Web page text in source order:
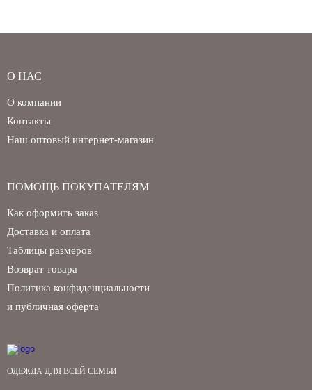
ОДЕЖДА ДЛЯ ВСЕЙ СЕМЬИ
О НАС
О компании
Контакты
Наш оптовый интернет-магазин
ПОМОЩЬ ПОКУПАТЕЛЯМ
Как оформить заказ
Доставка и оплата
Таблицы размеров
Возврат товара
Политика конфиденциальности
и публичная оферта